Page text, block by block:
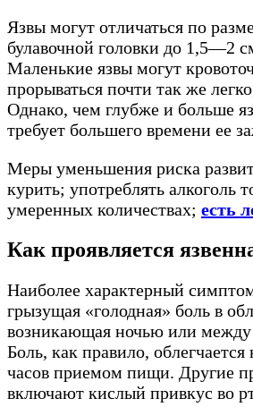
Язвы могут отличаться по
булавочной головки до 1,5—2
Маленькие язвы могут
прорываться почти так же
Однако, чем глубже и больше
требует большего времени ее
Меры уменьшения риска
курить; употреблять алкоголь
умеренных количествах; есть
Как проявляется
Наиболее характерный
грызущая «голодная» боль в
возникающая ночью или
Боль, как правило, облегчается
часов приемом пищи. Другие
включают кислый привкус во